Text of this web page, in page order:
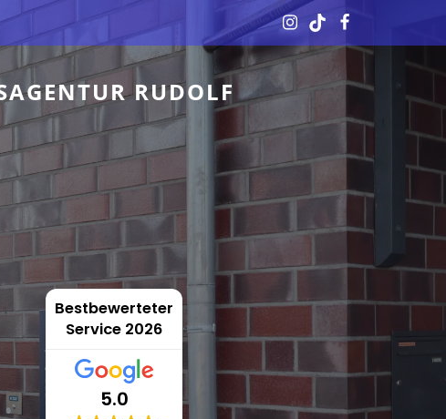
RUDOLF
Bestbewerteter
Service 2026
5.0